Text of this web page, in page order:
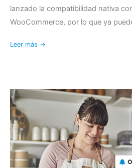
lanzado la compatibilidad nativa
WooCommerce, por lo que ya
Leer más →
Presentación
de
FooSales
Alertas
de
pedido